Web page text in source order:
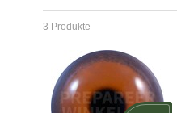
3 Produkte